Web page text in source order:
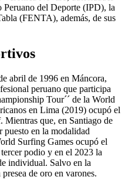
Peruano del Deporte (IPD), la
(FENTA), además, de sus
abril de 1996 en Máncora,
peruano que participa
Tour´´ de la World
en Lima (2019) ocupó el
Mientras que, en Santiago de
en la modalidad
Surfing Games ocupó el
podio y en el 2023 la
individual. Salvo en la
de oro en varones.